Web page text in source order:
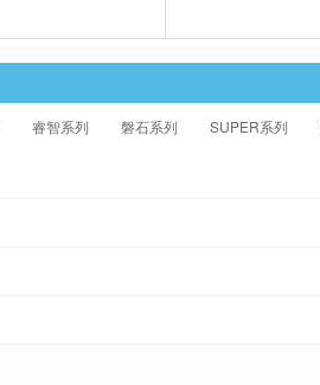
睿智系列 磐石系列 SUPER系列